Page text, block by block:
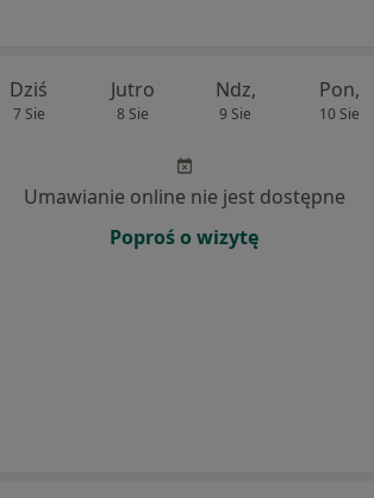
Dziś
7 Sie
Jutro
8 Sie
Ndz,
9 Sie
Pon,
10 Sie
Umawianie online nie jest dostępne
Poproś o wizytę